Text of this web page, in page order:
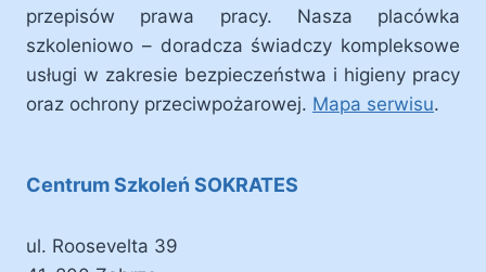
przepisów prawa pracy. Nasza placówka
szkoleniowo – doradcza świadczy kompleksowe
usługi w zakresie bezpieczeństwa i higieny pracy
oraz ochrony przeciwpożarowej. Mapa serwisu.
Centrum Szkoleń SOKRATES
ul. Roosevelta 39